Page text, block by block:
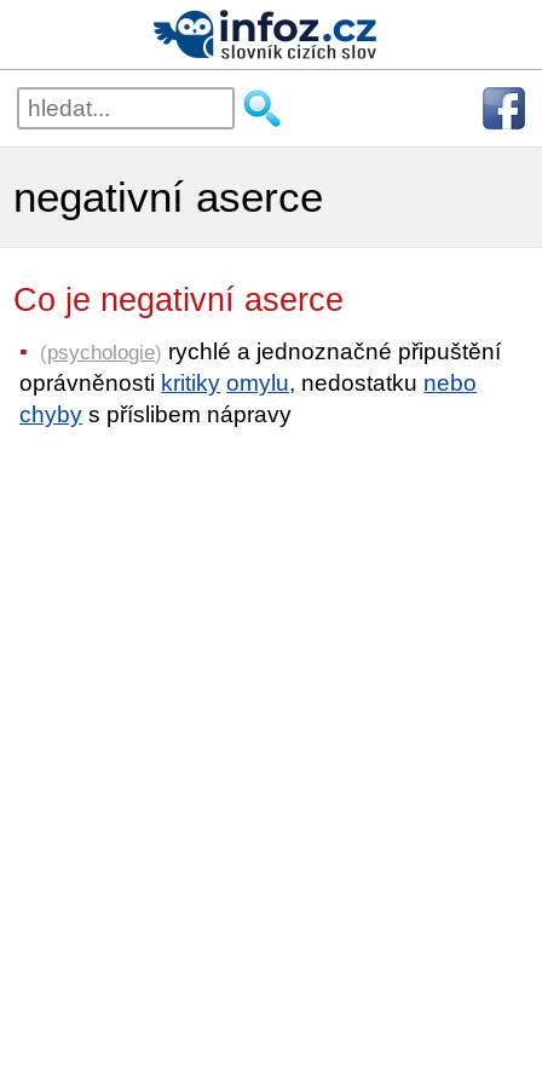
negativní aserce
Co je negativní aserce
(psychologie) rychlé a jednoznačné připuštění
oprávněnosti kritiky omylu, nedostatku nebo
chyby s příslibem nápravy